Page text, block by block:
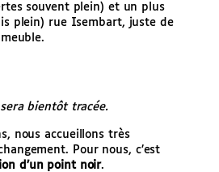
souvent plein) et un plus
plein) rue Isembart, juste de
bientôt tracée.
nous accueillons très
Pour nous, c’est
d’un point noir.